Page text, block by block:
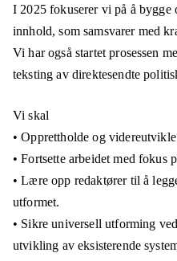
I 2025 fokuserer vi på å bygge
innhold, som samsvarer med
Vi har også startet prosessen
teksting av direktesendte
Vi skal
• Opprettholde og
• Fortsette arbeidet med fokus
• Lære opp redaktører til å
utformet.
• Sikre universell utforming
utvikling av eksisterende